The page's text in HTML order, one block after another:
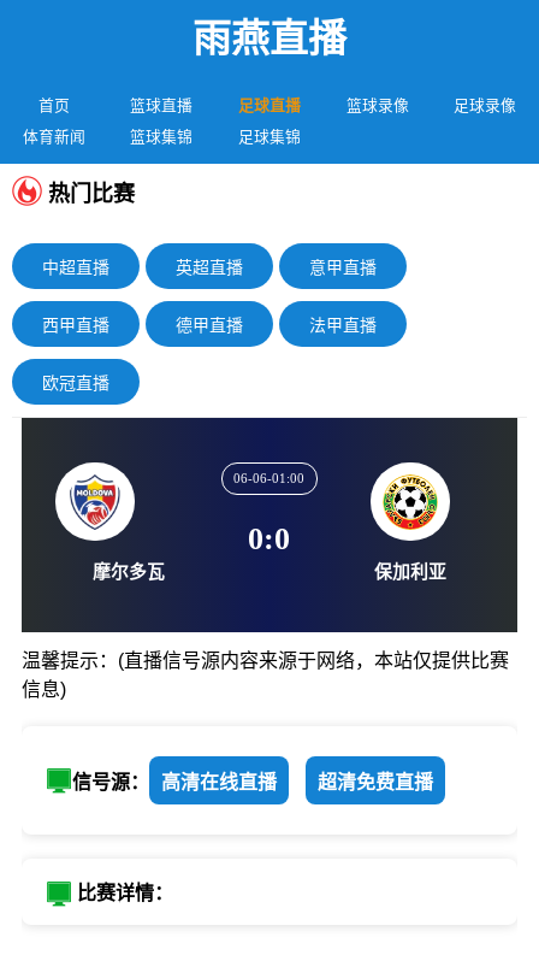
雨燕直播
首页 篮球直播 足球直播 篮球录像
足球录像
体育新闻
篮球集锦 足球集锦
热门比赛
中超直播 英超直播 意甲直播
西甲直播 德甲直播 法甲直播
欧冠直播
0:0
温馨提示：(直播信号源内容来源于网络，本站仅提供比赛
信息)
信号源： 高清在线直播 超清免费直播
比赛详情：